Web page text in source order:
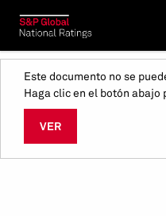
Este documento no se
Haga clic en el botón abajo
VER